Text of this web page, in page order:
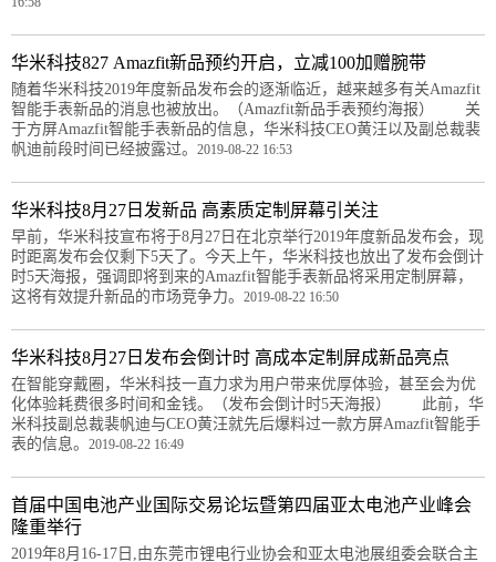
华米科技827 Amazfit新品预约开启，立减100加赠腕带
随着华米科技2019年度新品发布会的逐渐临近，越来越多有关Amazfit
智能手表新品的消息也被放出。（Amazfit新品手表预约海报） 关
于方屏Amazfit智能手表新品的信息，华米科技CEO黄汪以及副总裁裴
帆迪前段时间已经披露过。 2019-08-22 16:53
华米科技8月27日发新品 高素质定制屏幕引关注
早前，华米科技宣布将于8月27日在北京举行2019年度新品发布会，现
时距离发布会仅剩下5天了。今天上午，华米科技也放出了发布会倒计
时5天海报，强调即将到来的Amazfit智能手表新品将采用定制屏幕，
这将有效提升新品的市场竞争力。 2019-08-22 16:50
华米科技8月27日发布会倒计时 高成本定制屏成新品亮点
在智能穿戴圈，华米科技一直力求为用户带来优厚体验，甚至会为优
化体验耗费很多时间和金钱。（发布会倒计时5天海报） 此前，华
米科技副总裁裴帆迪与CEO黄汪就先后爆料过一款方屏Amazfit智能手
表的信息。 2019-08-22 16:49
首届中国电池产业国际交易论坛暨第四届亚太电池产业峰会
隆重举行
2019年8月16-17日,由东莞市锂电行业协会和亚太电池展组委会联合主